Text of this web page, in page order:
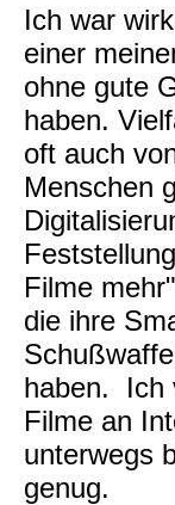
Ich war
einer
ohne gute
haben.
oft auch
Menschen
Filme
die ihre
haben. Ich
Filme an
unterwegs
genug.